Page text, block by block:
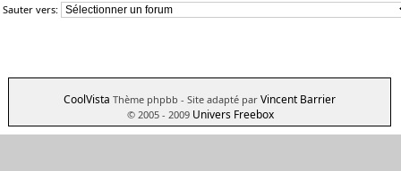
Sauter vers:
CoolVista Thème phpbb - Site adapté par Vincent Barrier
© 2005 - 2009 Univers Freebox